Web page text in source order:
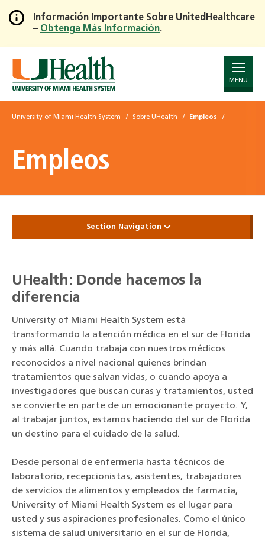
Skip
to
Main
Content
Información Importante Sobre UnitedHealthcare
– Obtenga Más Información.
MENU
University of Miami Health System Sobre UHealth Empleos
Empleos
Section Navigation
UHealth: Donde hacemos la
diferencia
University of Miami Health System está
transformando la atención médica en el sur de Florida
y más allá. Cuando trabaja con nuestros médicos
reconocidos a nivel nacional quienes brindan
tratamientos que salvan vidas, o cuando apoya a
investigadores que buscan curas y tratamientos, usted
se convierte en parte de un emocionante proyecto. Y,
al trabajar juntos, estamos haciendo del sur de Florida
un destino para el cuidado de la salud.
Desde personal de enfermería hasta técnicos de
laboratorio, recepcionistas, asistentes, trabajadores
de servicios de alimentos y empleados de farmacia,
University of Miami Health System es el lugar para
usted y sus aspiraciones profesionales. Como el único
sistema de salud universitario en el sur de Florida,